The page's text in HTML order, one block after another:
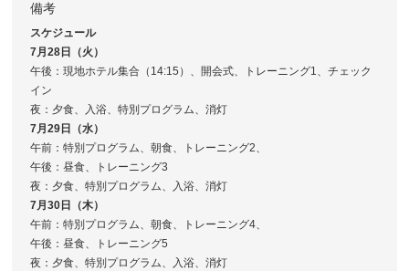
備考
スケジュール
7月28日（火）
午後：現地ホテル集合（14:15）、開会式、トレーニング1、チェック
イン
夜：夕食、入浴、特別プログラム、消灯
7月29日（水）
午前：特別プログラム、朝食、トレーニング2、
午後：昼食、トレーニング3
夜：夕食、特別プログラム、入浴、消灯
7月30日（木）
午前：特別プログラム、朝食、トレーニング4、
午後：昼食、トレーニング5
夜：夕食、特別プログラム、入浴、消灯